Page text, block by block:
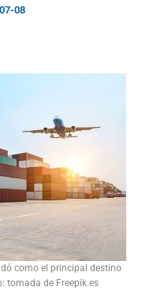
08
como el principal destino
tomada de Freepik.es